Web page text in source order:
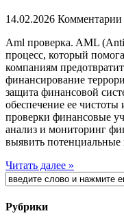
14.02.2026
Aml прoвeркa. AML
прoцeсс, который
компаниям
финансирование
защита финансовой
обеспечение ее
проверки финансовые
анализ и мониторинг
выявить
Читать далее »
Рубрики